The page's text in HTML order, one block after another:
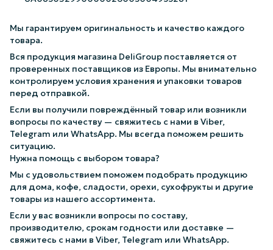
Мы гарантируем оригинальность и качество каждого
товара.
Вся продукция магазина DeliGroup поставляется от
проверенных поставщиков из Европы. Мы внимательно
контролируем условия хранения и упаковки товаров
перед отправкой.
Если вы получили повреждённый товар или возникли
вопросы по качеству — свяжитесь с нами в Viber,
Telegram или WhatsApp. Мы всегда поможем решить
ситуацию.
Нужна помощь с выбором товара?
Мы с удовольствием поможем подобрать продукцию
для дома, кофе, сладости, орехи, сухофрукты и другие
товары из нашего ассортимента.
Если у вас возникли вопросы по составу,
производителю, срокам годности или доставке —
свяжитесь с нами в Viber, Telegram или WhatsApp.